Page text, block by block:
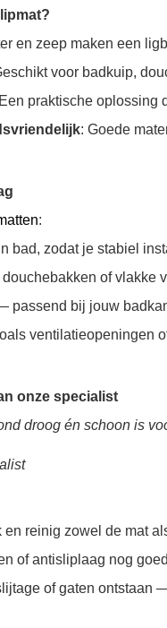
en zeep maken een
voor badkuip,
praktische oplossing
: Goede
:
bad, zodat je stabiel
of vlakke
passend bij jouw
ventilatieopeningen
onze specialist
droog én schoon is
reinig zowel de mat
of antisliplaag nog
of gaten ontstaan